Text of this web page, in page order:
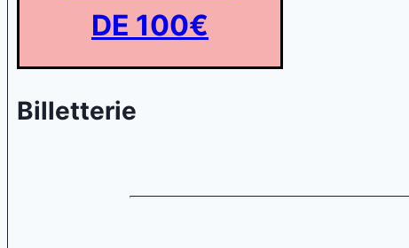
DE 100€
Billetterie